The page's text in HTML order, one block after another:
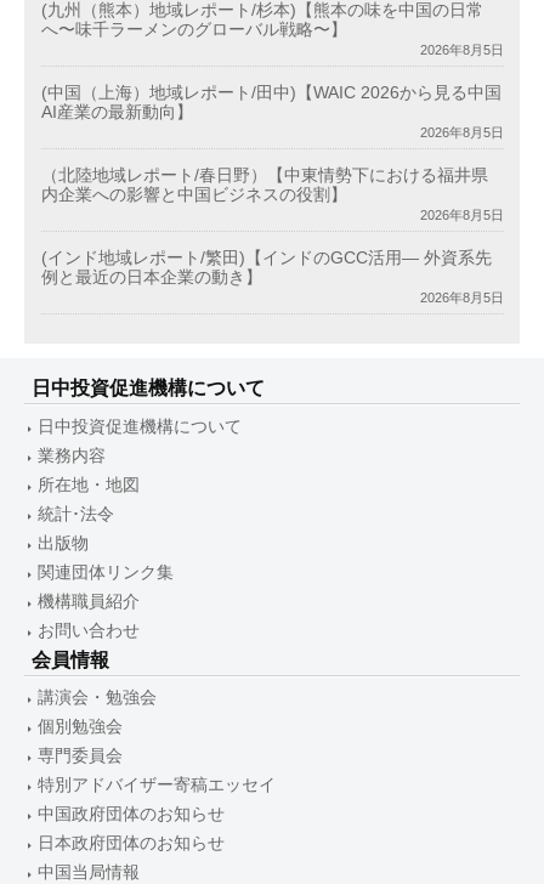
(九州（熊本）地域レポート/杉本)【熊本の味を中国の日常
へ〜味千ラーメンのグローバル戦略〜】
2026年8月5日
(中国（上海）地域レポート/田中)【WAIC 2026から見る中国
AI産業の最新動向】
2026年8月5日
（北陸地域レポート/春日野）【中東情勢下における福井県
内企業への影響と中国ビジネスの役割】
2026年8月5日
(インド地域レポート/繁田)【インドのGCC活用― 外資系先
例と最近の日本企業の動き】
2026年8月5日
日中投資促進機構について
日中投資促進機構について
業務内容
所在地・地図
統計･法令
出版物
関連団体リンク集
機構職員紹介
お問い合わせ
会員情報
講演会・勉強会
個別勉強会
専門委員会
特別アドバイザー寄稿エッセイ
中国政府団体のお知らせ
日本政府団体のお知らせ
中国当局情報